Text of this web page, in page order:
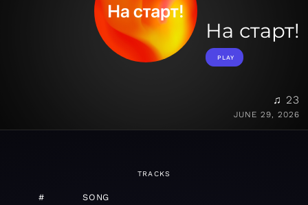
На старт!
PLAY
♫ 23
JUNE 29, 2026
TRACKS
# SONG